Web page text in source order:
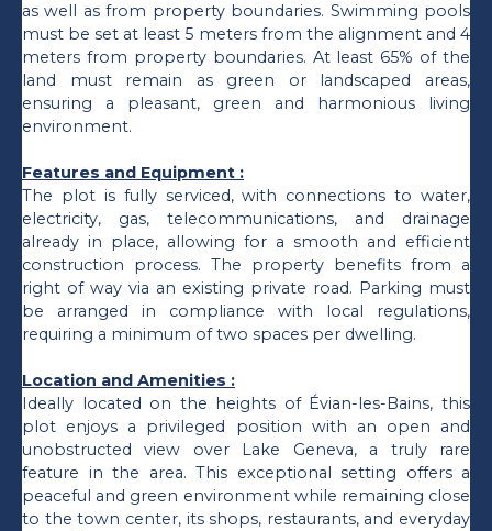
as well as from property boundaries. Swimming pools
must be set at least 5 meters from the alignment and 4
meters from property boundaries. At least 65% of the
land must remain as green or landscaped areas,
ensuring a pleasant, green and harmonious living
environment.
Features and Equipment :
The plot is fully serviced, with connections to water,
electricity, gas, telecommunications, and drainage
already in place, allowing for a smooth and efficient
construction process. The property benefits from a
right of way via an existing private road. Parking must
be arranged in compliance with local regulations,
requiring a minimum of two spaces per dwelling.
Location and Amenities :
Ideally located on the heights of Évian-les-Bains, this
plot enjoys a privileged position with an open and
unobstructed view over Lake Geneva, a truly rare
feature in the area. This exceptional setting offers a
peaceful and green environment while remaining close
to the town center, its shops, restaurants, and everyday